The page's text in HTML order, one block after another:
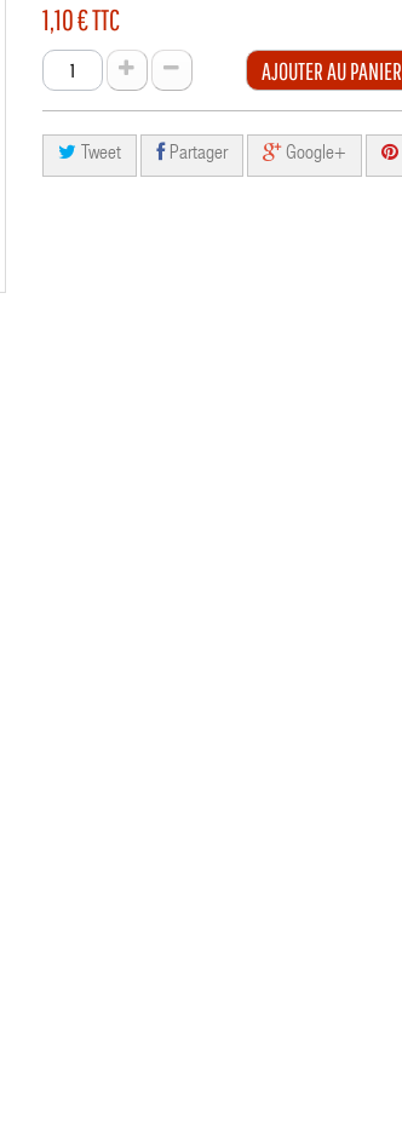
1,10 €TTC
AJOUTER AU PANIER
Tweet Partager Google+